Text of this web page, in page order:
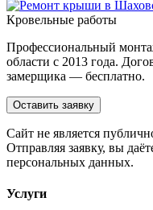
Кровельные работы
Профессиональный
области с 2013 года.
замерщика — бесплатно.
Оставить заявку
Cайт не является
Отправляя заявку, вы
персональных данных.
Услуги